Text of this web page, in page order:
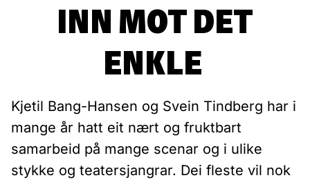
INN MOT DET
ENKLE
Kjetil Bang-Hansen og Svein Tindberg har i
mange år hatt eit nært og fruktbart
samarbeid på mange scenar og i ulike
stykke og teatersjangrar. Dei fleste vil nok